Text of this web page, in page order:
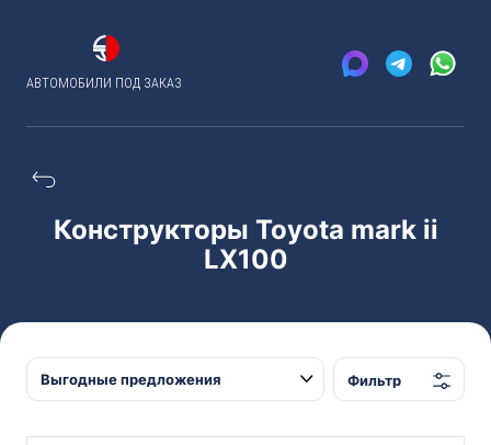
АВТОМОБИЛИ ПОД ЗАКАЗ
Конструкторы Toyota mark ii
LX100
Фильтр